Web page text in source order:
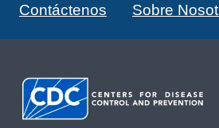
Contáctenos Sobre